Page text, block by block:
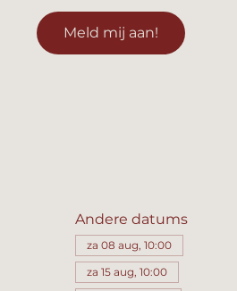
Meld mij aan!
Andere datums
za 08 aug, 10:00
za 15 aug, 10:00